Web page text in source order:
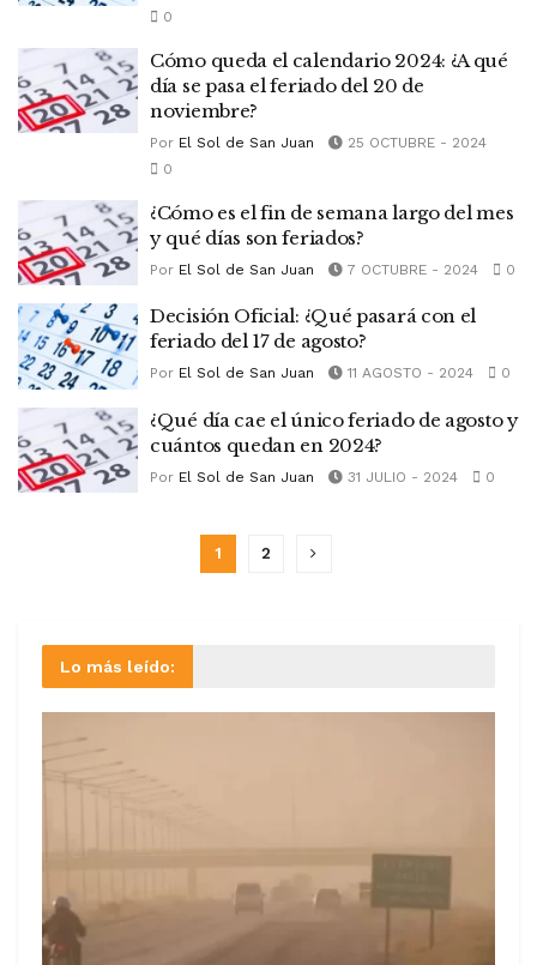
0
Cómo queda el calendario 2024: ¿A qué
día se pasa el feriado del 20 de
noviembre?
Por El Sol de San Juan
25 OCTUBRE - 2024
0
¿Cómo es el fin de semana largo del mes
y qué días son feriados?
Por El Sol de San Juan 7 OCTUBRE - 2024 0
Decisión Oficial: ¿Qué pasará con el
feriado del 17 de agosto?
Por El Sol de San Juan 11 AGOSTO - 2024 0
¿Qué día cae el único feriado de agosto y
cuántos quedan en 2024?
Por El Sol de San Juan 31 JULIO - 2024 0
1 2
Lo más leído: